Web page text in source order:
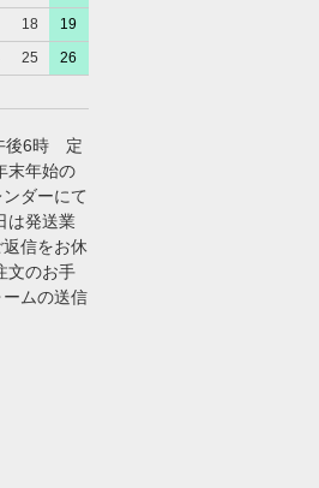
18
19
25
26
後6時 定
末年始の
ダーにて
は発送業
信をお休
文のお手
ムの送信